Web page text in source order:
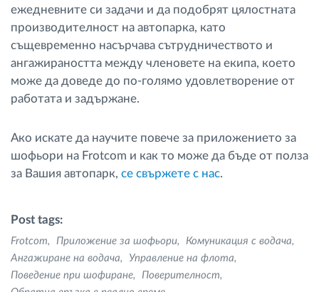
ежедневните си задачи и да подобрят цялостната
производителност на автопарка, като
същевременно насърчава сътрудничеството и
ангажираността между членовете на екипа, което
може да доведе до по-голямо удовлетворение от
работата и задържане.
Ако искате да научите повече за приложението за
шофьори на Frotcom и как то може да бъде от полза
за Вашия автопарк, се свържете с нас.
Post tags:
Frotcom Приложение за шофьори
Комуникация с водача
Ангажиране на водача
Управление на флота
Поведение при шофиране
Поверителност